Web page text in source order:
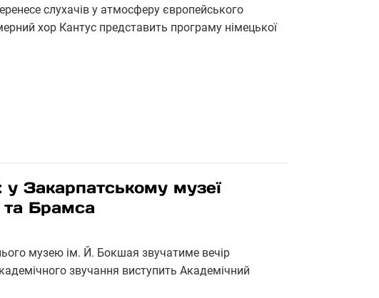
слухачів у атмосферу європейського
хор Кантус представить програму німецької
Закарпатському музеї
Брамса
музею ім. Й. Бокшая звучатиме вечір
звучання виступить Академічний